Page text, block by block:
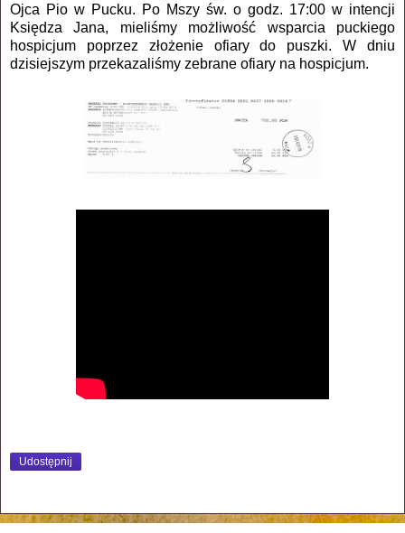
Ojca Pio w Pucku. Po Mszy św. o godz. 17:00 w intencji
Księdza Jana, mieliśmy możliwość wsparcia puckiego
hospicjum poprzez złożenie ofiary do puszki. W dniu
dzisiejszym przekazaliśmy zebrane ofiary na hospicjum.
Udostępnij